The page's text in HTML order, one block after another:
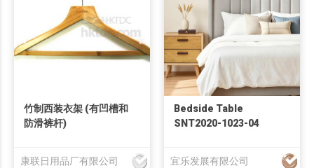
竹制西装衣架 (有凹槽和
防滑裤杆)
康联日用品厂有限公司
Bedside Table
SNT2020-1023-04
宜乐发展有限公司